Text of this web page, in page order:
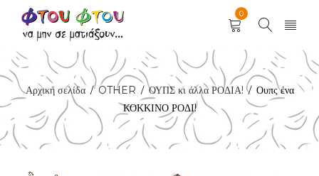
0
Αρχική σελίδα / OTHER / ΟΥΠΣ κι άλλα ΡΟΔΙΑ! / Ουπς ένα
ΚΟΚΚΙΝΟ ΡΟΔΙ!